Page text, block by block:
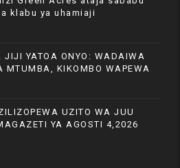
klabu ya uhamiaji
JIJI YATOA ONYO: WADAIWA
MTUMBA, KIKOMBO WAPEWA
UZITO WA JUU
YA AGOSTI 4,2026